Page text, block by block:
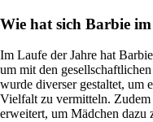
Wie hat sich Barbie
Im Laufe der Jahre hat
um mit den
wurde diverser gestaltet, um
Vielfalt zu vermitteln.
erweitert, um Mädchen dazu